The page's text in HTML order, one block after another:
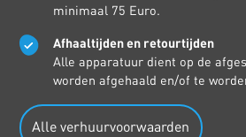
minimaal 75 Euro.
Afhaaltijden en retourtijden
Alle apparatuur dient op de
worden afgehaald en/of te
Alle verhuurvoorwaarden